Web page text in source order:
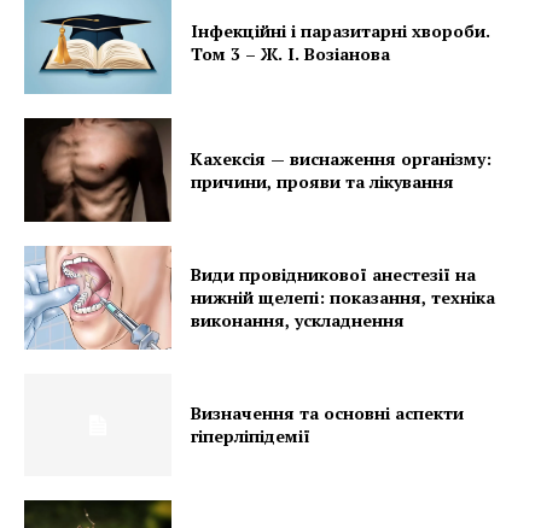
Інфекційні і паразитарні хвороби.
Том 3 – Ж. І. Возіанова
Кахексія — виснаження організму:
причини, прояви та лікування
Види провідникової анестезії на
нижній щелепі: показання, техніка
виконання, ускладнення
Визначення та основні аспекти
гіперліпідемії